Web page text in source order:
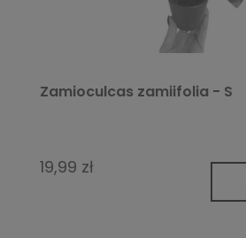
Zamioculcas zamiifolia - S
19,99 zł